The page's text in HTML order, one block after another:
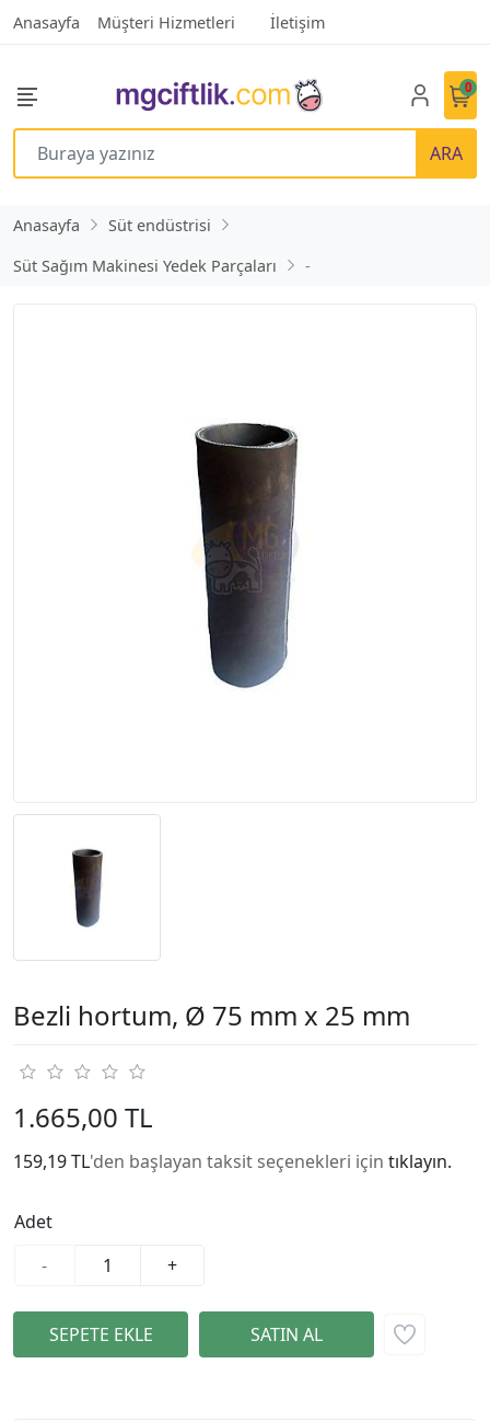
Anasayfa Müşteri Hizmetleri İletişim
ARA
0
Anasayfa
Süt endüstrisi
Süt Sağım Makinesi Yedek Parçaları
-
Bezli hortum, Ø 75 mm x 25 mm
1.665,00 TL
159,19 TL'den başlayan taksit seçenekleri için tıklayın.
Adet
-
+